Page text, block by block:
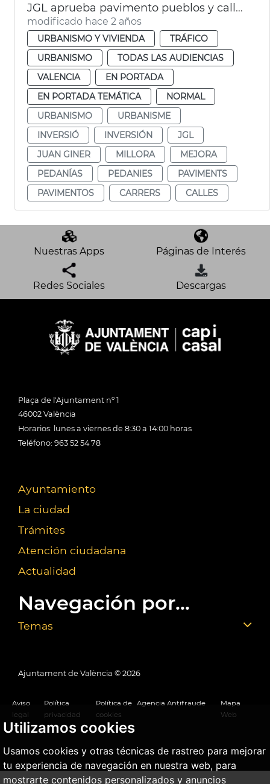
Utilizamos cookies
Usamos cookies y otras técnicas de rastreo para mejorar
tu experiencia de navegación en nuestra web, para
mostrarte contenidos personalizados y anuncios
JGL aprueba pavimento pueblos y calles València
modificado hace 2 años
URBANISMO Y VIVIENDA
TRÁFICO
URBANISMO
TODAS LAS AUDIENCIAS
VALENCIA
EN PORTADA
EN PORTADA TEMÁTICA
NORMAL
URBANISMO
URBANISME
INVERSIÓ
INVERSIÓN
JGL
JUAN GINER
MILLORA
MEJORA
PEDANÍAS
PEDANIES
PAVIMENTS
PAVIMENTOS
CARRERS CALLES
Nuestras Apps Páginas de Interés
Redes Sociales Descargas
Plaça de l'Ajuntament nº 1
46002 València
Horarios: lunes a viernes de 8:30 a 14:00 horas
Teléfono: 963 52 54 78
Ayuntamiento
La ciudad
Trámites
Atención ciudadana
Actualidad
Navegación por...
Temas
Ajuntament de València © 2026
Aviso
legal
Política
privacidad
Política de
cookies
Agencia Antifraude
Mapa
Web